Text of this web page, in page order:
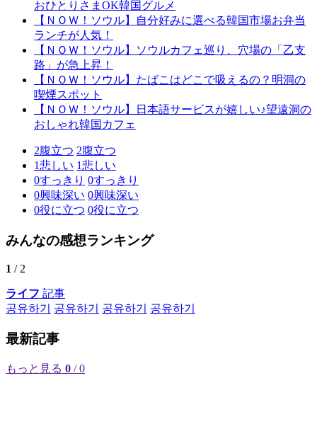
おひとりさまOK韓国グルメ
【ＮＯＷ！ソウル】自分好みに選べる韓国市場お弁当
ランチが人気！
【ＮＯＷ！ソウル】ソウルカフェ巡り、穴場の「乙支
路」が急上昇！
【ＮＯＷ！ソウル】たばこはどこで吸えるの？明洞の
喫煙スポット
【ＮＯＷ！ソウル】日本語サービスが嬉しい♪望遠洞の
おしゃれ韓国カフェ
2腹立つ 2腹立つ
1悲しい 1悲しい
0すっきり 0すっきり
0興味深い 0興味深い
0役に立つ 0役に立つ
みんなの感想ランキング
1 / 2
ライフ 記事
공유하기
공유하기 공유하기 공유하기
最新記事
もっと見る 0 / 0